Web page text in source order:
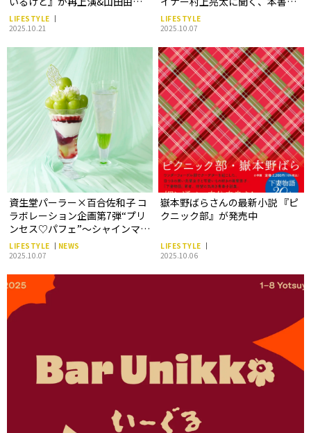
さんの初エッセイ『ぜんぜんダ
メでパーフェクトなわたした
LIFESTYLE
2025.10.21
制作背景と込められた想い
LIFESTYLE
2025.10.07
資生堂パーラー×百合佐和子 コ
ラボレーション企画第7弾“プリ
ンセス♡パフェ”～シャインマス
カットのひみつ～が新登場！
LIFESTYLE
NEWS
2025.10.07
嶽本野ばらさんの最新小説 『ピ
クニック部』が発売中
LIFESTYLE
2025.10.06